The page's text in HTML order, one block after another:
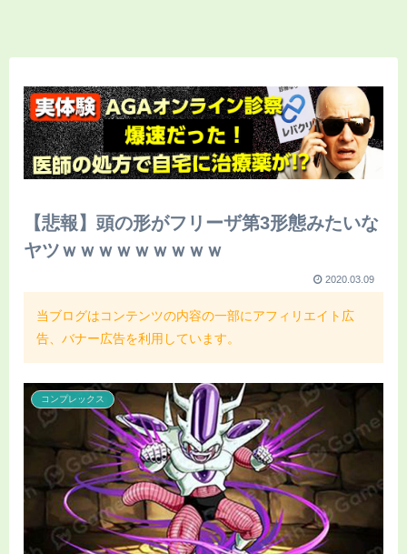
【悲報】頭の形がフリーザ第3形態みたいな
ヤツｗｗｗｗｗｗｗｗｗ
2020.03.09
当ブログはコンテンツの内容の一部にアフィリエイト広
告、バナー広告を利用しています。
コンプレックス